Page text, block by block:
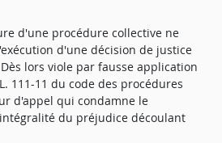
d'une procédure collective ne
d'une décision de justice
lors viole par fausse application
111-11 du code des procédures
d'appel qui condamne le
du préjudice découlant